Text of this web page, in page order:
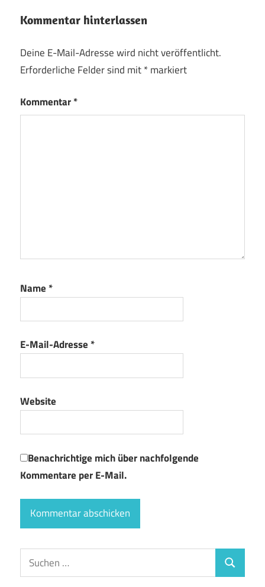
Kommentar hinterlassen
Deine E-Mail-Adresse wird nicht veröffentlicht.
Erforderliche Felder sind mit*markiert
Kommentar*
Name *
E-Mail-Adresse *
Website
Benachrichtige mich über nachfolgende
Kommentare per E-Mail.
Suchen
nach:
Suchen